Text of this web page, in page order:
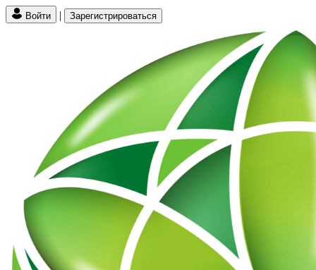
Войти | Зарегистрироваться